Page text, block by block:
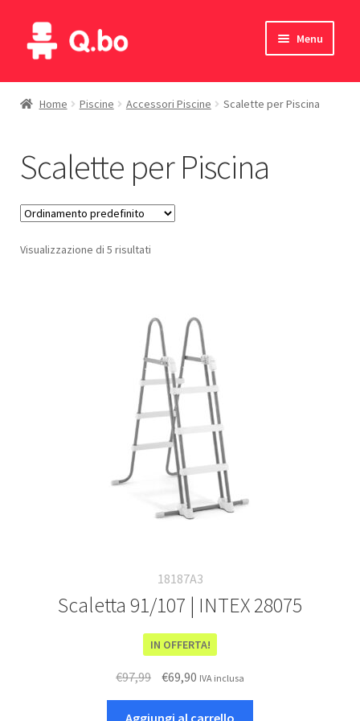
Vai
alla
Vai
al
Menu
Home
Prodotti
Catalogo
Contatti
Home Piscine Accessori Piscine Scalette per Piscina
Scalette per Piscina
Visualizzazione di 5 risultati
18187A3
Scaletta 91/107 | INTEX 28075
IN OFFERTA!
€97,99
prezzo
originale
€69,90Il
prezzo
attuale
IVA inclusa
Aggiungi al carrello